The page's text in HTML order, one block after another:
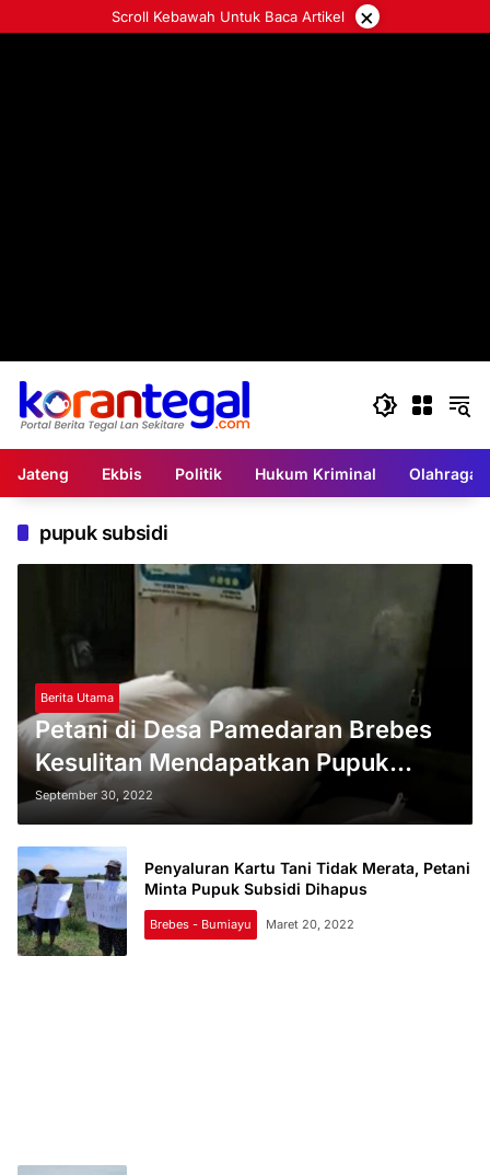
ke
Scroll Kebawah Untuk Baca Artikel ×
Jateng Ekbis Politik Hukum Kriminal Olahraga
pupuk subsidi
Berita Utama
Petani di Desa Pamedaran Brebes
Kesulitan Mendapatkan Pupuk
Subsidi, Kios Malah Menjual ke Luar
Desa
September 30, 2022
Penyaluran Kartu Tani Tidak Merata, Petani
Minta Pupuk Subsidi Dihapus
Brebes - Bumiayu Maret 20, 2022